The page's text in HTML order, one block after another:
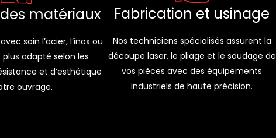
matériaux
soin l’acier, l’inox ou
plus adapté selon les
et d’esthétique
ouvrage.
Fabrication et usinage
Nos techniciens spécialisés assurent la
découpe laser, le pliage et le soudage de
vos pièces avec des équipements
industriels de haute précision.